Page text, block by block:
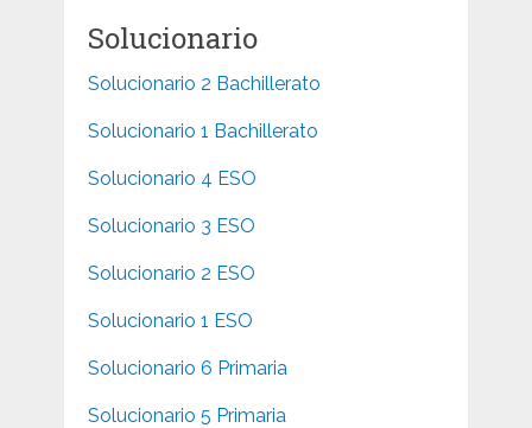
Solucionario
Solucionario 2 Bachillerato
Solucionario 1 Bachillerato
Solucionario 4 ESO
Solucionario 3 ESO
Solucionario 2 ESO
Solucionario 1 ESO
Solucionario 6 Primaria
Solucionario 5 Primaria